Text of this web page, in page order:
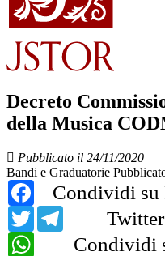
Decreto
della Musica
Pubblicato il 24/11/2020
Bandi e Graduatorie
Condividi su
Facebook
Twitter
TwitterTelegram
Condividi
WhatsApp